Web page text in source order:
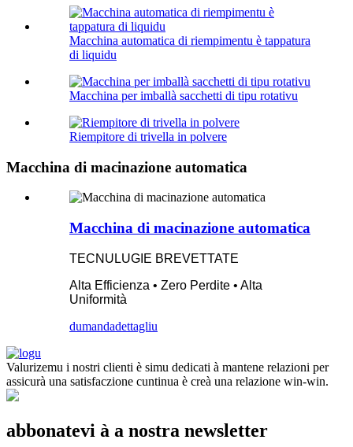
Macchina automatica di riempimentu è tappatura
di liquidu
Macchina per imballà sacchetti di tipu rotativu
Riempitore di trivella in polvere
Macchina di macinazione automatica
Macchina di macinazione automatica
TECNULUGIE BREVETTATE
Alta Efficienza • Zero Perdite • Alta
Uniformità
dumandadettagliu
Valurizemu i nostri clienti è simu dedicati à mantene relazioni per
assicurà una satisfaczione cuntinua è creà una relazione win-win.
abbonatevi à a nostra newsletter